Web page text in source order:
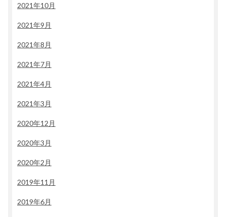
2021年10月
2021年9月
2021年8月
2021年7月
2021年4月
2021年3月
2020年12月
2020年3月
2020年2月
2019年11月
2019年6月